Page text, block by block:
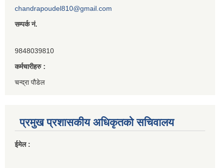
chandrapoudel810@gmail.com
सम्पर्क नं.
9848039810
कर्मचारीहरु :
चन्द्रा पौडेल
प्रमुख प्रशासकीय अधिकृतको सचिवालय
ईमेल :